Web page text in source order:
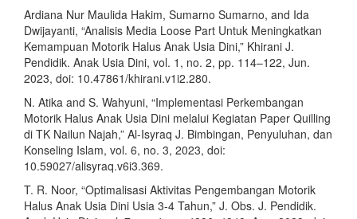
Ardiana Nur Maulida Hakim, Sumarno Sumarno, and Ida
Dwijayanti, “Analisis Media Loose Part Untuk Meningkatkan
Kemampuan Motorik Halus Anak Usia Dini,” Khirani J.
Pendidik. Anak Usia Dini, vol. 1, no. 2, pp. 114–122, Jun.
2023, doi: 10.47861/khirani.v1i2.280.
N. Atika and S. Wahyuni, “Implementasi Perkembangan
Motorik Halus Anak Usia Dini melalui Kegiatan Paper Quilling
di TK Nailun Najah,” Al-Isyraq J. Bimbingan, Penyuluhan, dan
Konseling Islam, vol. 6, no. 3, 2023, doi:
10.59027/alisyraq.v6i3.369.
T. R. Noor, “Optimalisasi Aktivitas Pengembangan Motorik
Halus Anak Usia Dini Usia 3-4 Tahun,” J. Obs. J. Pendidik.